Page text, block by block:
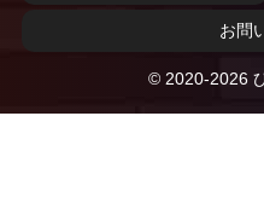
お問
© 2020-2026